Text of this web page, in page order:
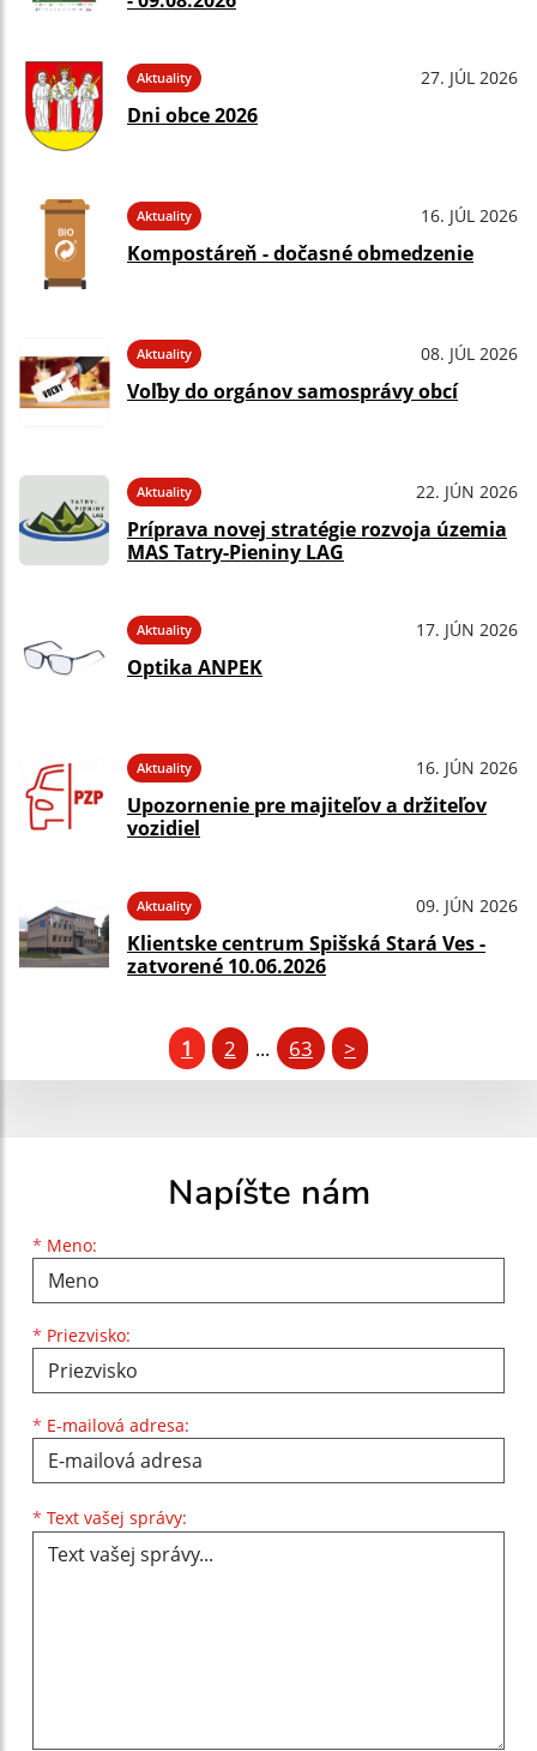
Aktuality 27. JÚL 2026
Dni obce 2026
Aktuality 16. JÚL 2026
Kompostáreň - dočasné obmedzenie
Aktuality 08. JÚL 2026
Voľby do orgánov samosprávy obcí
Aktuality 22. JÚN 2026
Príprava novej stratégie rozvoja územia
MAS Tatry-Pieniny LAG
Aktuality 17. JÚN 2026
Optika ANPEK
Aktuality 16. JÚN 2026
Upozornenie pre majiteľov a držiteľov
vozidiel
Aktuality 09. JÚN 2026
Klientske centrum Spišská Stará Ves -
zatvorené 10.06.2026
1 2 ... 63 >
Napíšte nám
* Meno:
Meno
* Priezvisko:
Priezvisko
* E-mailová adresa:
E-mailová adresa
* Text vašej správy: